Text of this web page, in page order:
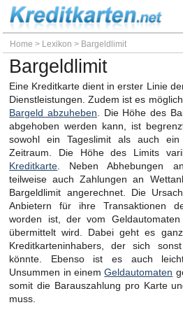
Home > Lexikon > Bargeldlimit
Bargeldlimit
Eine Kreditkarte dient in erster Linie
Dienstleistungen. Zudem ist es
Bargeld abzuheben. Die Höhe des
abgehoben werden kann, ist
sowohl ein Tageslimit als auch
Zeitraum. Die Höhe des Limits
Kreditkarte. Neben Abhebungen
teilweise auch Zahlungen an
Bargeldlimit angerechnet. Die
Anbietern für ihre Transaktionen
worden ist, der vom
übermittelt wird. Dabei geht es
Kreditkarteninhabers, der sich
könnte. Ebenso ist es auch
Unsummen in einemGeldautomaten
somit die Barauszahlung pro Karte
muss.